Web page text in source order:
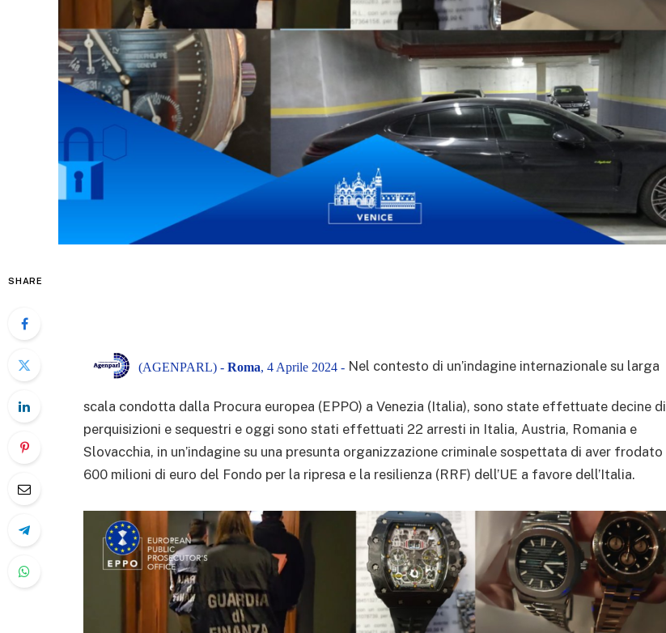
SHARE
(AGENPARL) - Roma, 4 Aprile 2024 - Nel contesto di un’indagine internazionale su larga
scala condotta dalla Procura europea (EPPO) a Venezia (Italia), sono state effettuate decine di
perquisizioni e sequestri e oggi sono stati effettuati 22 arresti in Italia, Austria, Romania e
Slovacchia, in un’indagine su una presunta organizzazione criminale sospettata di aver frodato
600 milioni di euro del Fondo per la ripresa e la resilienza (RRF) dell’UE a favore dell’Italia.